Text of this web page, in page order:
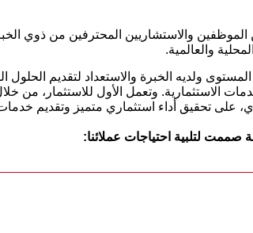
الموظفين والاستشاريين المحترفين من ذوي
والعالمية.
ولديه الخبرة والاستعداد لتقديم الحلول
الاستثمارية. وتعمل الأول للاستثمار، من
على تحقيق أداء استثماري متميز وتقديم
صممت لتلبية احتياجات عملائنا: